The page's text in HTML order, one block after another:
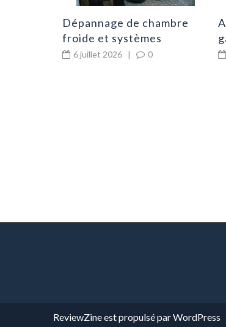
Dépannage de chambre
froide et systèmes
frigorifiques en cuisine
6 juillet 2026 | 0
ReviewZineest propulsé parWordPress